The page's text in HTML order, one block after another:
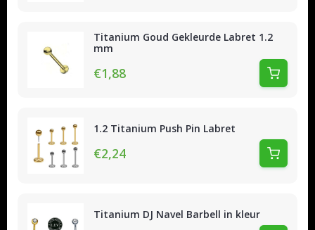
Titanium Goud Gekleurde Labret 1.2
mm
€1,88
1.2 Titanium Push Pin Labret
€2,24
Titanium DJ Navel Barbell in kleur